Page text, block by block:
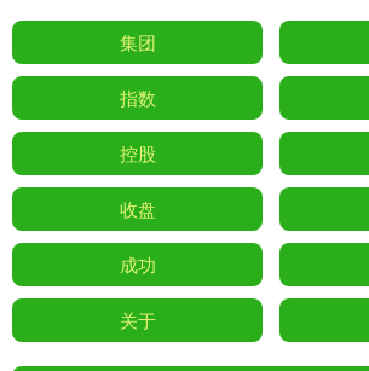
集团
指数
控股
收盘
成功
关于